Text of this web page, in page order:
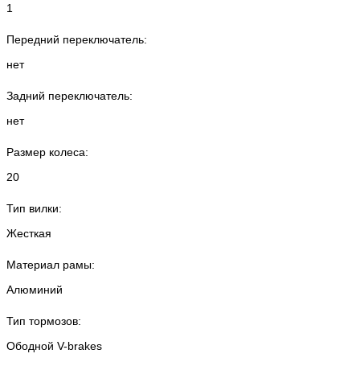
1
Передний переключатель:
нет
Задний переключатель:
нет
Размер колеса:
20
Тип вилки:
Жесткая
Материал рамы:
Алюминий
Тип тормозов:
Ободной V-brakes